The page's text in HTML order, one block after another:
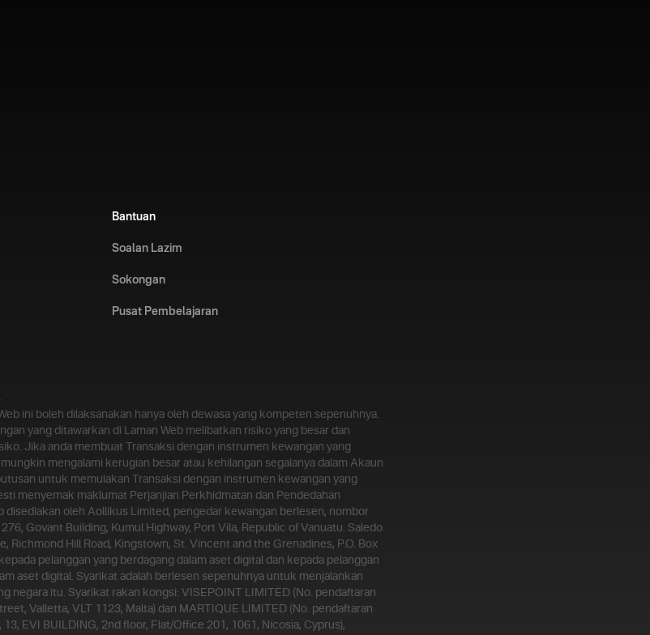
Bantuan
Soalan Lazim
Sokongan
Pusat Pembelajaran
ini boleh dilaksanakan hanya oleh dewasa yang kompeten sepenuhnya.
yang ditawarkan di Laman Web melibatkan risiko yang besar dan
Jika anda membuat Transaksi dengan instrumen kewangan yang
mengalami kerugian besar atau kehilangan segalanya dalam Akaun
untuk memulakan Transaksi dengan instrumen kewangan yang
menyemak maklumat Perjanjian Perkhidmatan dan Pendedahan
disediakan oleh Aollikus Limited, pengedar kewangan berlesen, nombor
Govant Building, Kumul Highway, Port Vila, Republic of Vanuatu. Saledo
Richmond Hill Road, Kingstown, St. Vincent and the Grenadines, P.O. Box
pelanggan yang berdagang dalam aset digital dan kepada pelanggan
aset digital. Syarikat adalah berlesen sepenuhnya untuk menjalankan
negara itu. Syarikat rakan kongsi: VISEPOINT LIMITED (No. pendaftaran
Valletta, VLT 1123, Malta) dan MARTIQUE LIMITED (No. pendaftaran
EVI BUILDING, 2nd floor, Flat/Office 201, 1061, Nicosia, Cyprus),